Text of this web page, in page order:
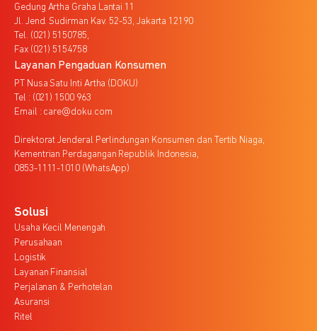
Gedung Artha Graha Lantai 11
Jl. Jend. Sudirman Kav. 52-53, Jakarta 12190
Tel. (021) 5150785,
Fax (021) 5154758
Layanan Pengaduan Konsumen
PT Nusa Satu Inti Artha (DOKU)
Tel : (021) 1500 963
Email : care@doku.com
Direktorat Jenderal Perlindungan Konsumen dan Tertib Niaga,
Kementrian Perdagangan Republik Indonesia,
0853-1111-1010 (WhatsApp)
Solusi
Usaha Kecil Menengah
Perusahaan
Logistik
Layanan Finansial
Perjalanan & Perhotelan
Asuransi
Ritel